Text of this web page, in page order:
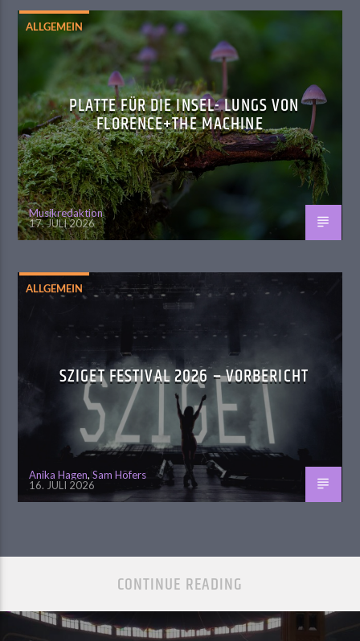
ALLGEMEIN
PLATTE FÜR DIE INSEL- LUNGS VON
FLORENCE+THE MACHINE
Musikredaktion
17. JULI 2026
ALLGEMEIN
SZIGET FESTIVAL 2026 – VORBERICHT
Anika Hagen,Sam Höfers
16. JULI 2026
CONTINUE READING